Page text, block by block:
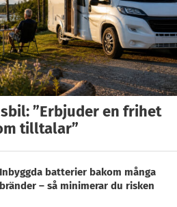
”Erbjuder en frihet
tilltalar”
Inbyggda batterier bakom många
bränder – så minimerar du risken